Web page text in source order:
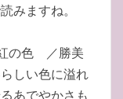
みますね。
の色 ／勝美
しい色に溢れ
あでやかさも